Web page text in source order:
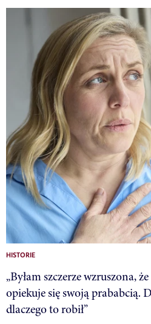
HISTORIE
„Byłam szczerze wzruszona,
opiekuje się swoją prababcią.
dlaczego to robił”